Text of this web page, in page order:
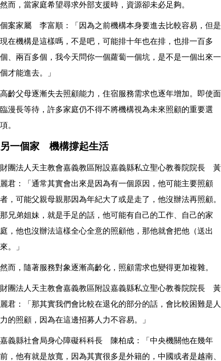
然而，當家庭希望尋求外部支援時，資源卻未必足夠。
個案家屬 李富順：「因為之前機構本身要進去比較容易，但是
現在機構是這樣嗎，不是吧，可能排十年也在排，也排一百多
個、兩百多個，我今天問你一個蘿蔔一個坑，是不是一個出來一
個才能進去。」
高齡父母逐漸失去照顧能力，住宿服務需求也逐年增加。即使面
臨漫長等待，許多家庭仍不得不將機構視為未來照顧的重要選
項。
另一個家 機構撐起生活
財團法人天主教會嘉義教區附設嘉義縣私立聖心教養院院長 黃
麗君：「通常其實會出來是因為有一個原因，他可能主要照顧
者，可能父親母親那因為年紀大了或是走了，他沒辦法再照顧。
那兄弟姐妹，就是手足的話，他可能有自己的工作、自己的家
庭，他也沒辦法這樣全心全意的照顧他，那他就會把他（送出
來。」
然而，隨著服務對象逐漸高齡化，照顧需求也變得更加複雜。
財團法人天主教會嘉義教區附設嘉義縣私立聖心教養院院長 黃
麗君：「那其實我們會比較在退化的部分的話，會比較困難是人
力的照顧，因為在這邊招募人力不容易。」
嘉義縣社會局身心障礙科科長 陳柏成：「中央機關他在幾年
前，他有就是放寬，因為其實很多是外籍的，中國或者是越南、